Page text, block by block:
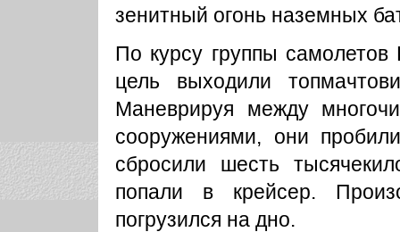
зенитный огонь наземных
По курсу группы
цель выходили
Маневрируя между
сооружениями, они
сбросили шесть
попали в крейсер.
погрузился на дно.